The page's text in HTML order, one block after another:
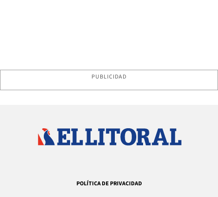
PUBLICIDAD
POLÍTICA DE PRIVACIDAD